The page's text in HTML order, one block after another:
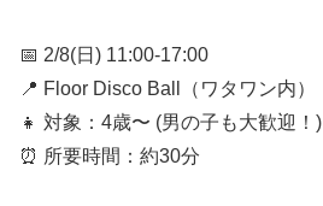
📅 2/8(日) 11:00-17:00
📍 Floor Disco Ball（ワタワン内）
👧 対象：4歳〜 (男の子も大歓迎！)
⏰ 所要時間：約30分